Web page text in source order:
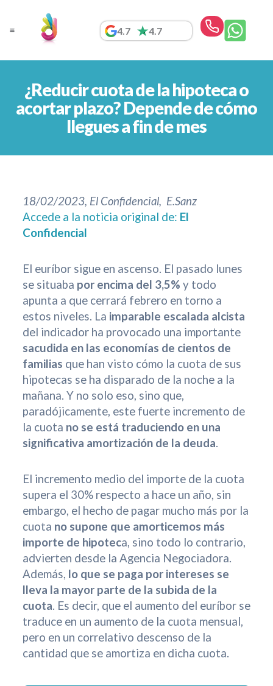
contenido
4.7 4.7
¿Reducir cuota de la hipoteca o
acortar plazo? Depende de cómo
llegues a fin de mes
18/02/2023, El Confidencial, E.Sanz
Accede a la noticia original de: El
Confidencial
El euríbor sigue en ascenso. El pasado lunes
se situaba por encima del 3,5% y todo
apunta a que cerrará febrero en torno a
estos niveles. La imparable escalada alcista
del indicador ha provocado una importante
sacudida en las economías de cientos de
familias que han visto cómo la cuota de sus
hipotecas se ha disparado de la noche a la
mañana. Y no solo eso, sino que,
paradójicamente, este fuerte incremento de
la cuota no se está traduciendo en una
significativa amortización de la deuda.
El incremento medio del importe de la cuota
supera el 30% respecto a hace un año, sin
embargo, el hecho de pagar mucho más por la
cuota no supone que amorticemos más
importe de hipoteca, sino todo lo contrario,
advierten desde la Agencia Negociadora.
Además, lo que se paga por intereses se
lleva la mayor parte de la subida de la
cuota. Es decir, que el aumento del euríbor se
traduce en un aumento de la cuota mensual,
pero en un correlativo descenso de la
cantidad que se amortiza en dicha cuota.